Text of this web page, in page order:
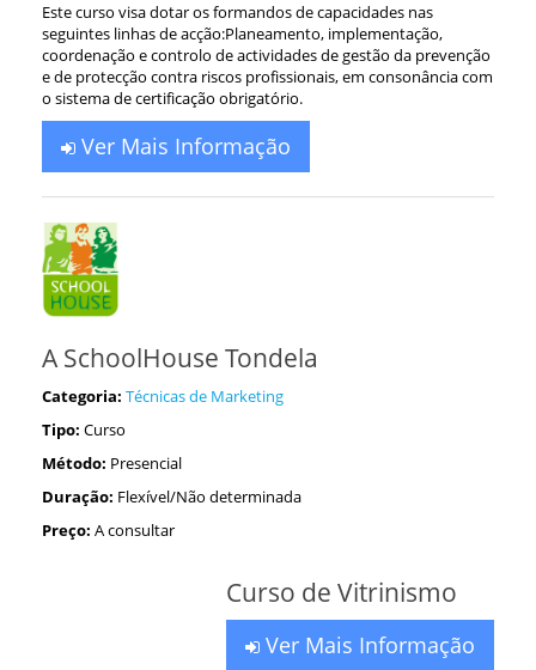
Este curso visa dotar os formandos de capacidades nas
seguintes linhas de acção:Planeamento, implementação,
coordenação e controlo de actividades de gestão da prevenção
e de protecção contra riscos profissionais, em consonância com
o sistema de certificação obrigatório.
Ver Mais Informação
A SchoolHouse Tondela
Categoria: Técnicas de Marketing
Tipo: Curso
Método: Presencial
Duração: Flexível/Não determinada
Preço: A consultar
Curso de Vitrinismo
Ver Mais Informação